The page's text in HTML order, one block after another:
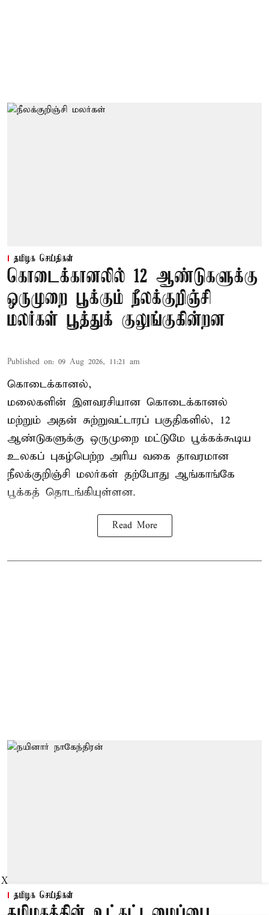
தமிழக செய்திகள்
கொடைக்கானலில் 12 ஆண்டுகளுக்கு
ஒருமுறை பூக்கும் நீலக்குறிஞ்சி
மலர்கள் பூத்துக் குலுங்குகின்றன
Published on: 09 Aug 2026, 11:21 am
கொடைக்கானல்,
மலைகளின் இளவரசியான கொடைக்கானல்
மற்றும் அதன் சுற்றுவட்டாரப் பகுதிகளில், 12
ஆண்டுகளுக்கு ஒருமுறை மட்டுமே பூக்கக்கூடிய
உலகப் புகழ்பெற்ற அரிய வகை தாவரமான
நீலக்குறிஞ்சி மலர்கள் தற்போது ஆங்காங்கே
பூக்கத் தொடங்கியுள்ளன.
Read More
தமிழக செய்திகள்
X